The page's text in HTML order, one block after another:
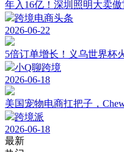
年入16亿！深圳照明大卖
跨境电商头条
2026-06-22
5倍订单增长！义乌世界杯
小Q聊跨境
2026-06-18
美国宠物电商扛把子，
跨境派
2026-06-18
最新